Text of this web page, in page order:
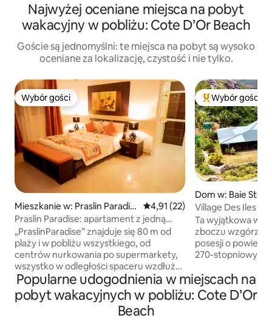
Najwyżej oceniane miejsca na pobyt
wakacyjny w pobliżu: Cote D’Or Beach
Goście są jednomyślni: te miejsca na pobyt są wysoko
oceniane za lokalizację, czystość i nie tylko.
Wybór gości
Wybór gości
Mieszkanie w: Praslin Paradis
e
Średnia ocena: 4,91 na 5,
4,91 (22)
Praslin Paradise: apartament z jedną
sypialnią – Cote dOr
„PraslinParadise” znajduje się 80 m od
plaży i w pobliżu wszystkiego, od
centrów nurkowania po supermarkety,
wszystko w odległości spaceru wzdłuż
głównego chodnika cote dor. Ten pokój
ma wentylator w salonie i klimatyzację w
sypialni z łazienką dla każdego
pomieszczenia. Na miejscu znajduje się
Wybór gości
Dom w: Baie Ste
Village Des Iles –
Ta wyjątkowa
zboczu wzgórza
posesji o powierzchni
270-stopniowy
d'or i Anse Boudin. Willa
prywatny basen
powierzchni 35
Popularne udogodnienia w miejscach na
pobyt wakacyjnych w pobliżu: Cote D’Or
Beach